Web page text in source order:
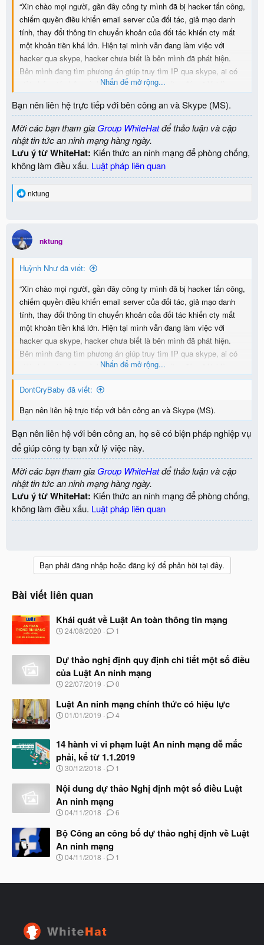
“Xin chào mọi người, gần đây công ty mình đã bị hacker tấn công,
chiếm quyền điều khiển email server của đối tác, giả mạo danh
tính, thay đổi thông tin chuyển khoản của đối tác khiến cty mất
một khoản tiền khá lớn. Hiện tại mình vẫn đang làm việc với
hacker qua skype, hacker chưa biết là bên mình đã phát hiện.
Bên mình đang tìm phương án giúp truy tìm IP qua skype, ai có
giải pháp giúp bên mình nhé, sẽ có hậu tạ xứng đáng.” Vui lòng
Nhấn để mở rộng...
Bạn nên liên hệ trực tiếp với bên công an và Skype (MS).
Mời các bạn tham gia Group WhiteHatđể thảo luận và cập
nhật tin tức an ninh mạng hàng ngày.
Lưu ý từ WhiteHat: Kiến thức an ninh mạng để phòng chống,
không làm điều xấu. Luật pháp liên quan
R
t
i
o
n
s
nktung
nktung
Huỳnh Như đã viết:
“Xin chào mọi người, gần đây công ty mình đã bị hacker tấn công,
chiếm quyền điều khiển email server của đối tác, giả mạo danh
tính, thay đổi thông tin chuyển khoản của đối tác khiến cty mất
một khoản tiền khá lớn. Hiện tại mình vẫn đang làm việc với
hacker qua skype, hacker chưa biết là bên mình đã phát hiện.
Bên mình đang tìm phương án giúp truy tìm IP qua skype, ai có
giải pháp giúp bên mình nhé, sẽ có hậu tạ xứng đáng.” Vui lòng
liên hệ qua email:nhuhuynh010292@gmail.com
Nhấn để mở rộng...
DontCryBaby đã viết:
Bạn nên liên hệ trực tiếp với bên công an và Skype (MS).
Bạn nên liên hệ với bên công an, họ sẽ có biện pháp nghiệp vụ
để giúp công ty bạn xử lý việc này.
Mời các bạn tham gia Group WhiteHatđể thảo luận và cập
nhật tin tức an ninh mạng hàng ngày.
Lưu ý từ WhiteHat: Kiến thức an ninh mạng để phòng chống,
không làm điều xấu. Luật pháp liên quan
Bạn phải đăng nhập hoặc đăng ký để phản hồi tại đây.
Bài viết liên quan
Khái quát về Luật An toàn thông tin mạng
N
y
b
ắ
t
ầ
u
24/08/2020 1
Dự thảo nghị định quy định chi tiết một số điều
của Luật An ninh mạng
N
à
y
b
t
đ
ầ
u
22/07/2019 0
Luật An ninh mạng chính thức có hiệu lực
N
y
b
ắ
t
ầ
u
01/01/2019 4
14 hành vi vi phạm luật An ninh mạng dễ mắc
phải, kể từ 1.1.2019
N
à
y
b
ắ
đ
ầ
u
30/12/2018 1
Nội dung dự thảo Nghị định một số điều Luật
An ninh mạng
N
à
y
b
ắ
04/11/2018 6
Bộ Công an công bố dự thảo nghị định về Luật
An ninh mạng
N
y
ầ
04/11/2018 1